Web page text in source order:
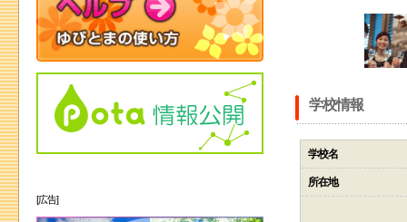
学校情報
学校名
所在地
[広告]